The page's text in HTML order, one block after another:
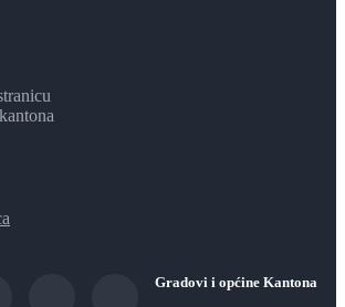
Gradovi i općine Kantona